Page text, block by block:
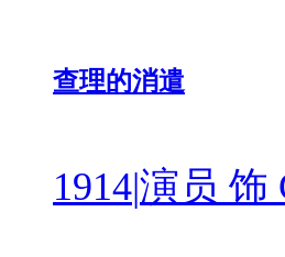
查理的消遣
1914|演员 饰